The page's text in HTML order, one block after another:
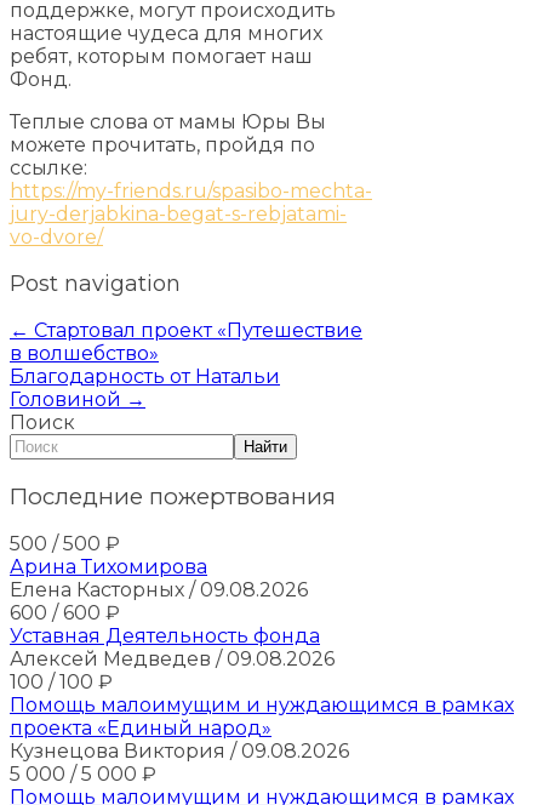
поддержке, могут происходить
настоящие чудеса для многих
ребят, которым помогает наш
Фонд.
Теплые слова от мамы Юры Вы
можете прочитать, пройдя по
ссылке:
https://my-friends.ru/spasibo-mechta-
jury-derjabkina-begat-s-rebjatami-
vo-dvore/
Post navigation
← Стартовал проект «Путешествие
в волшебство»
Благодарность от Натальи
Головиной →
Поиск
Найти
Последние пожертвования
500 / 500 ₽
Арина Тихомирова
Елена Касторных / 09.08.2026
600 / 600 ₽
Уставная Деятельность фонда
Алексей Медведев / 09.08.2026
100 / 100 ₽
Помощь малоимущим и нуждающимся в рамках
проекта «Единый народ»
Кузнецова Виктория / 09.08.2026
5 000 / 5 000 ₽
Помощь малоимущим и нуждающимся в рамках